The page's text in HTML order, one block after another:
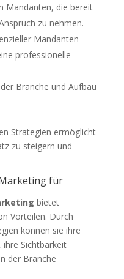
Mandanten, die bereit
zu nehmen.
Mandanten
professionelle
Branche und Aufbau
Strategien ermöglicht
zu steigern und
für
bietet
Vorteilen. Durch
können sie ihre
ihre Sichtbarkeit
der Branche